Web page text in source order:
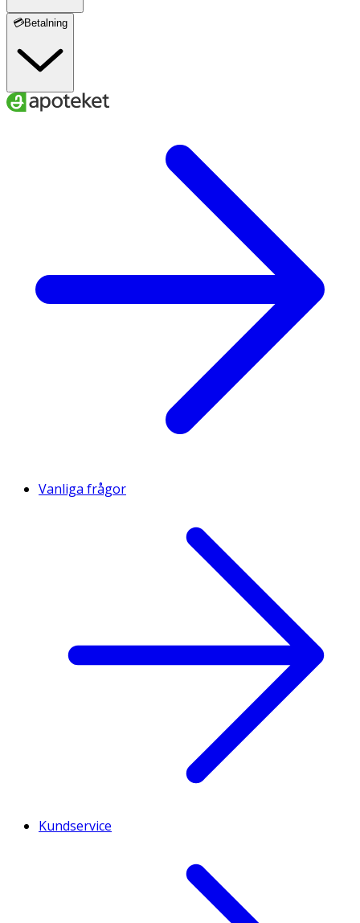
💳Betalning
Vanliga frågor
Kundservice